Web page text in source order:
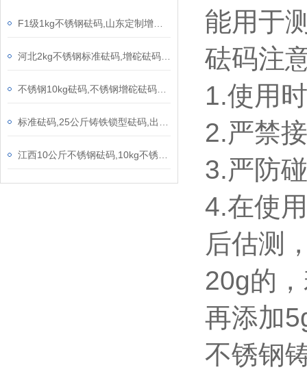
能用于
砝码注
1.使用
2.严禁
3.严防
4.在使
后估测
20g的
再添加
不锈钢